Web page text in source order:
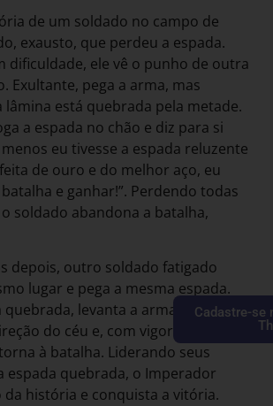
de um soldado no campo de
exausto, que perdeu a espada.
dificuldade, ele vê o punho de outra
Exultante, pega a arma, mas
lâmina está quebrada pela metade.
a espada no chão e diz para si
menos eu tivesse a espada reluzente
de ouro e do melhor aço, eu
e ganhar!”. Perdendo todas
soldado abandona a batalha,
depois, outro soldado fatigado
lugar e pega a mesma espada.
quebrada, levanta a arma em sinal
do céu e, com vigor renovado
à batalha. Liderando seus
espada quebrada, o Imperador
história e conquista a vitória.
Cadastre-se